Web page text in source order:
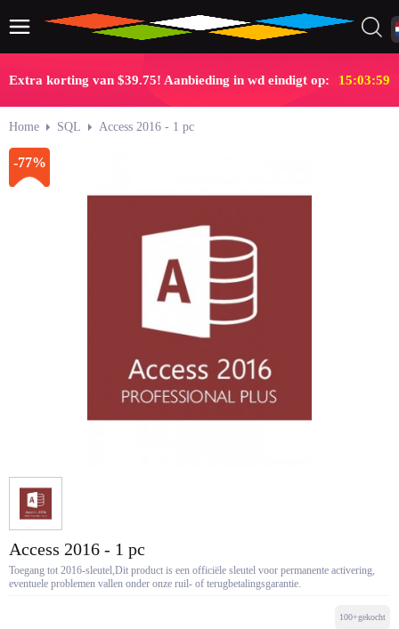
Extra korting van $39.75! Aanbieding in wd eindigt op: 15:03:58
Home SQL Access 2016 - 1 pc
-77%
Access 2016 - 1 pc
Toegang tot 2016-sleutel,Dit product is een officiële sleutel voor permanente activering,
eventuele problemen vallen onder onze ruil- of terugbetalingsgarantie.
100+gekocht